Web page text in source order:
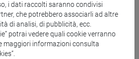
dell'apprendimento
i dati raccolti saranno condivisi
che potrebbero associarli ad altre
di analisi, di pubblicità, ecc.
potrai vedere quali cookie verranno
maggiori informazioni consulta